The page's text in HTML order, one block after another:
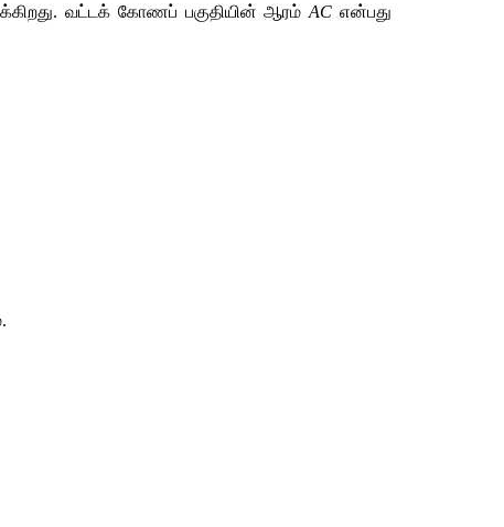
வட்டக் கோணப் பகுதியின் ஆரம் AC என்பது